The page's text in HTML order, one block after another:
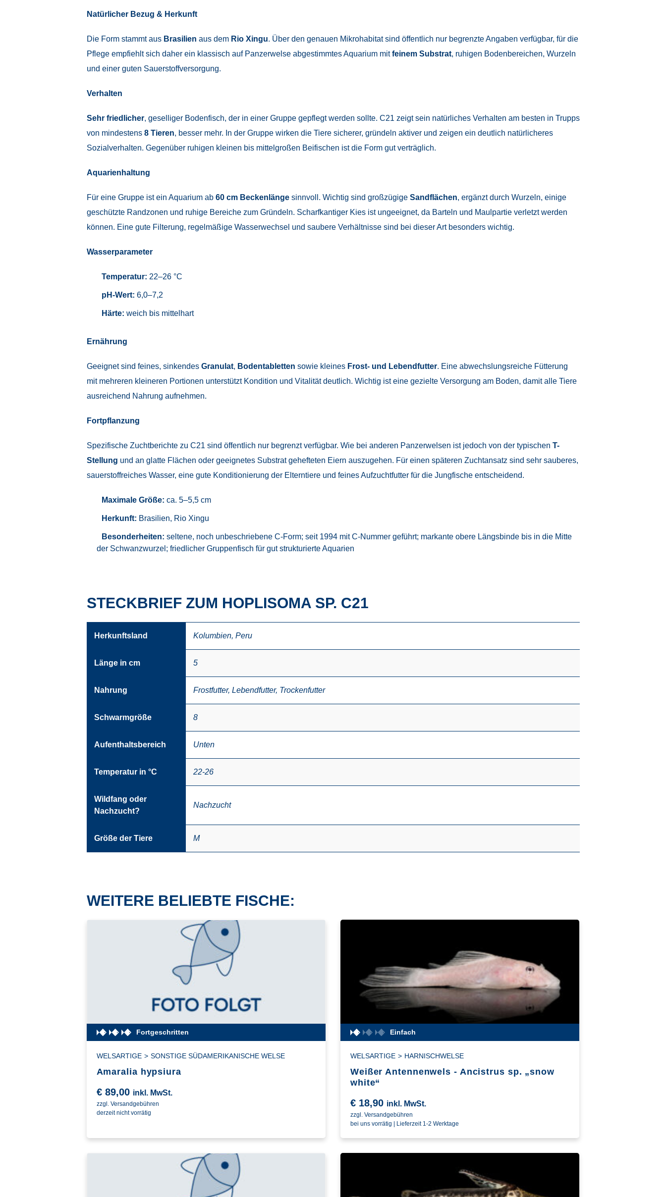
Natürlicher Bezug & Herkunft
Die Form stammt aus Brasilien aus dem Rio Xingu. Über den genauen Mikrohabitat sind öffentlich nur begrenzte Angaben verfügbar, für die
Pflege empfiehlt sich daher ein klassisch auf Panzerwelse abgestimmtes Aquarium mitfeinem Substrat, ruhigen Bodenbereichen, Wurzeln
und einer guten Sauerstoffversorgung.
Verhalten
Sehr friedlicher, geselliger Bodenfisch, der in einer Gruppe gepflegt werden sollte. C21 zeigt sein natürliches Verhalten am besten in Trupps
von mindestens 8 Tieren, besser mehr. In der Gruppe wirken die Tiere sicherer, gründeln aktiver und zeigen ein deutlich natürlicheres
Sozialverhalten. Gegenüber ruhigen kleinen bis mittelgroßen Beifischen ist die Form gut verträglich.
Aquarienhaltung
Für eine Gruppe ist ein Aquarium ab 60 cm Beckenlängesinnvoll. Wichtig sind großzügige Sandflächen, ergänzt durch Wurzeln, einige
geschützte Randzonen und ruhige Bereiche zum Gründeln. Scharfkantiger Kies ist ungeeignet, da Barteln und Maulpartie verletzt werden
können. Eine gute Filterung, regelmäßige Wasserwechsel und saubere Verhältnisse sind bei dieser Art besonders wichtig.
Wasserparameter
Temperatur: 22–26 °C
pH-Wert: 6,0–7,2
Härte: weich bis mittelhart
Ernährung
Geeignet sind feines, sinkendes Granulat, Bodentabletten sowie kleines Frost- und Lebendfutter. Eine abwechslungsreiche Fütterung
mit mehreren kleineren Portionen unterstützt Kondition und Vitalität deutlich. Wichtig ist eine gezielte Versorgung am Boden, damit alle Tiere
ausreichend Nahrung aufnehmen.
Fortpflanzung
Spezifische Zuchtberichte zu C21 sind öffentlich nur begrenzt verfügbar. Wie bei anderen Panzerwelsen ist jedoch von der typischen T-
Stellung und an glatte Flächen oder geeignetes Substrat gehefteten Eiern auszugehen. Für einen späteren Zuchtansatz sind sehr sauberes,
sauerstoffreiches Wasser, eine gute Konditionierung der Elterntiere und feines Aufzuchtfutter für die Jungfische entscheidend.
Maximale Größe: ca. 5–5,5 cm
Herkunft: Brasilien, Rio Xingu
Besonderheiten: seltene, noch unbeschriebene C-Form; seit 1994 mit C-Nummer geführt; markante obere Längsbinde bis in die Mitte
der Schwanzwurzel; friedlicher Gruppenfisch für gut strukturierte Aquarien
STECKBRIEF ZUM HOPLISOMA SP. C21
Herkunftsland Kolumbien, Peru
Länge in cm 5
Nahrung Frostfutter, Lebendfutter, Trockenfutter
Schwarmgröße 8
Aufenthaltsbereich Unten
Temperatur in °C 22-26
Wildfang oder
Nachzucht?
Nachzucht
Größe der Tiere M
WEITERE BELIEBTE FISCHE:
Fortgeschritten
WELSARTIGE > SONSTIGE SÜDAMERIKANISCHE WELSE
Amaralia hypsiura
€89,00 inkl. MwSt.
zzgl. Versandgebühren
derzeit nicht vorrätig
Einfach
WELSARTIGE > HARNISCHWELSE
Weißer Antennenwels - Ancistrus sp. „snow
white“
€18,90 inkl. MwSt.
zzgl. Versandgebühren
bei uns vorrätig | Lieferzeit 1-2 Werktage